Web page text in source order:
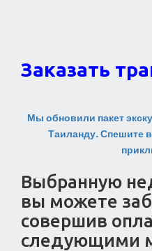
Заказать
Мы обновили пакет
Таиланду. Спешите
Выбранную
вы можете
совершив
следующими